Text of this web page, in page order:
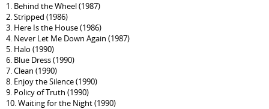
1. Behind the Wheel (1987)
2. Stripped (1986)
3. Here Is the House (1986)
4. Never Let Me Down Again (1987)
5. Halo (1990)
6. Blue Dress (1990)
7. Clean (1990)
8. Enjoy the Silence (1990)
9. Policy of Truth (1990)
10. Waiting for the Night (1990)